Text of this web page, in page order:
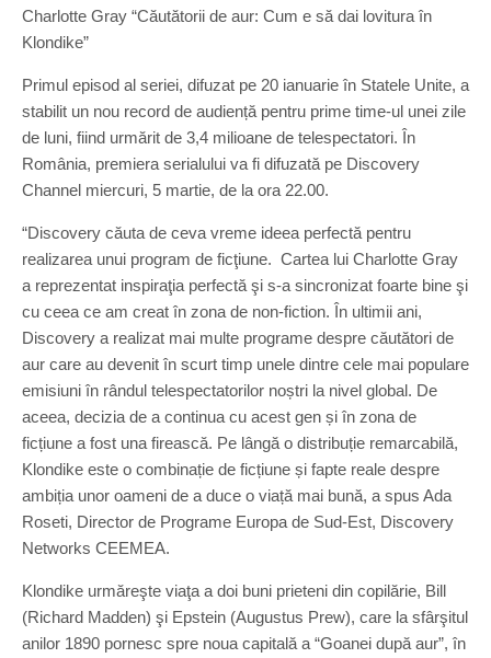
Charlotte Gray “Căutătorii de aur: Cum e să dai lovitura în
Klondike”
Primul episod al seriei, difuzat pe 20 ianuarie în Statele Unite, a
stabilit un nou record de audiență pentru prime time-ul unei zile
de luni, fiind urmărit de 3,4 milioane de telespectatori. În
România, premiera serialului va fi difuzată pe Discovery
Channel miercuri, 5 martie, de la ora 22.00.
“Discovery căuta de ceva vreme ideea perfectă pentru
realizarea unui program de ficţiune. Cartea lui Charlotte Gray
a reprezentat inspiraţia perfectă şi s-a sincronizat foarte bine şi
cu ceea ce am creat în zona de non-fiction. În ultimii ani,
Discovery a realizat mai multe programe despre căutători de
aur care au devenit în scurt timp unele dintre cele mai populare
emisiuni în rândul telespectatorilor noștri la nivel global. De
aceea, decizia de a continua cu acest gen și în zona de
ficțiune a fost una firească. Pe lângă o distribuție remarcabilă,
Klondike este o combinație de ficțiune și fapte reale despre
ambiția unor oameni de a duce o viață mai bună, a spus Ada
Roseti, Director de Programe Europa de Sud-Est, Discovery
Networks CEEMEA.
Klondike urmăreşte viaţa a doi buni prieteni din copilărie, Bill
(Richard Madden) şi Epstein (Augustus Prew), care la sfârşitul
anilor 1890 pornesc spre noua capitală a “Goanei după aur”, în